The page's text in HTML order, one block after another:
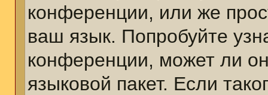
конференции, или же
ваш язык. Попробуйте
конференции, может ли
языковой пакет. Если